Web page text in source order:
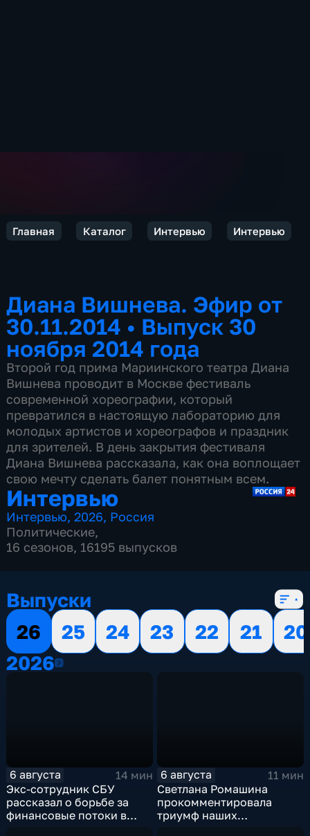
Главная Каталог Интервью Интервью
Диана Вишнева. Эфир от
30.11.2014 • Выпуск 30
ноября 2014 года
Второй год прима Мариинского театра Диана
Вишнева проводит в Москве фестиваль
современной хореографии, который
превратился в настоящую лабораторию для
молодых артистов и хореографов и праздник
для зрителей. В день закрытия фестиваля
Диана Вишнева рассказала, как она воплощает
свою мечту сделать балет понятным всем.
Интервью
Интервью,2026, Россия
Политические,
16 сезонов, 16195 выпусков
Выпуски
26
25 24 23 22 21
20
20262026
6 августа
14 мин
Экс-сотрудник СБУ
рассказал о борьбе за
финансовые потоки в
6 августа
11 мин
Светлана Ромашина
прокомментировала
триумф наших